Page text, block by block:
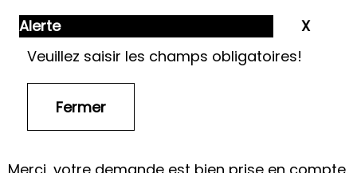
Alerte
Veuillez saisir les champs obligatoires!